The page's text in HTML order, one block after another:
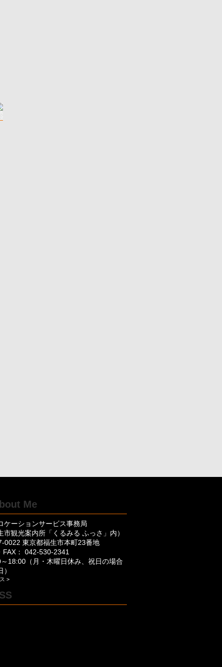
ケーションサービス事務局
市観光案内所「くるみる ふっさ」内）
0022 東京都福生市本町23番地
FAX： 042-530-2341
18:00（月・木曜日休み、祝日の場合
）
>